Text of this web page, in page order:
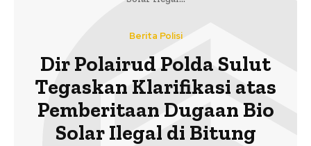
Berita Polisi
Dir Polairud Polda Sulut
Tegaskan Klarifikasi atas
Pemberitaan Dugaan Bio
Solar Ilegal di Bitung